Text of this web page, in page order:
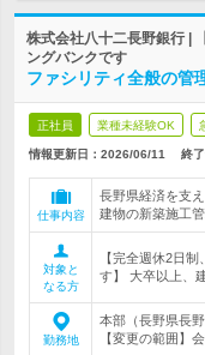
株式会社八十二長野銀行 |
ングバンクです
ファシリティ全般の管
正社員 業種未経験OK
情報更新日：2026/06/11 終
仕事内容
長野県経済を支
建物の新築施工
対象と
なる方
【完全週休2日
す】 大卒以上、
勤務地
本部（長野県長
【変更の範囲】